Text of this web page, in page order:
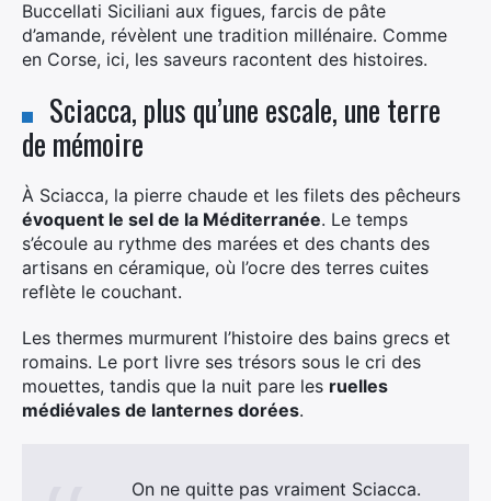
Buccellati Siciliani aux figues, farcis de pâte
d’amande, révèlent une tradition millénaire. Comme
en Corse, ici, les saveurs racontent des histoires.
Sciacca, plus qu’une escale, une terre
de mémoire
À Sciacca, la pierre chaude et les filets des pêcheurs
évoquent le sel de la Méditerranée. Le temps
s’écoule au rythme des marées et des chants des
artisans en céramique, où l’ocre des terres cuites
reflète le couchant.
Les thermes murmurent l’histoire des bains grecs et
romains. Le port livre ses trésors sous le cri des
mouettes, tandis que la nuit pare les ruelles
médiévales de lanternes dorées.
On ne quitte pas vraiment Sciacca.